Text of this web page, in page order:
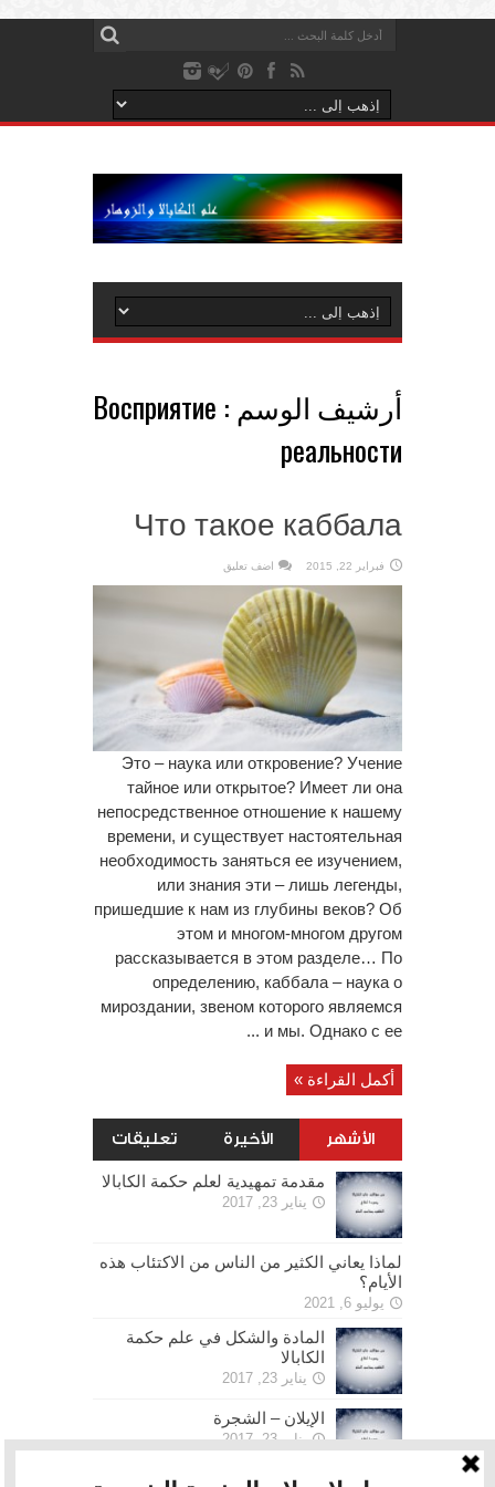
أرشيف الوسم : Восприятие
реальности
Что такое каббала
فبراير 22, 2015 اضف تعليق
Это – наука или откровение? Учение
тайное или открытое? Имеет ли она
непосредственное отношение к нашему
времени, и существует настоятельная
необходимость заняться ее изучением,
или знания эти – лишь легенды,
пришедшие к нам из глубины веков? Об
этом и многом-многом другом
рассказывается в этом разделе… По
определению, каббала – наука о
мироздании, звеном которого являемся
и мы. Однако с ее ...
أكمل القراءة »
الأشهر الأخيرة تعليقات
مقدمة تمهيدية لعلم حكمة الكابالا
يناير 23, 2017
لماذا يعاني الكثير من الناس من الاكتئاب هذه
الأيام؟
يوليو 6, 2021
المادة والشكل في علم حكمة
الكابالا
يناير 23, 2017
الإيلان – الشجرة
يناير 23, 2017